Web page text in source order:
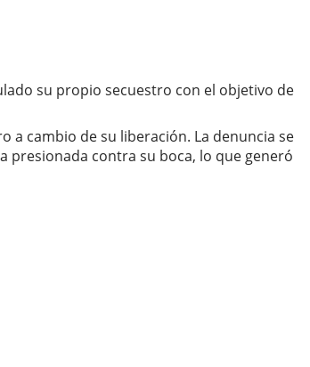
su propio secuestro con el objetivo de
a cambio de su liberación. La denuncia se
presionada contra su boca, lo que generó